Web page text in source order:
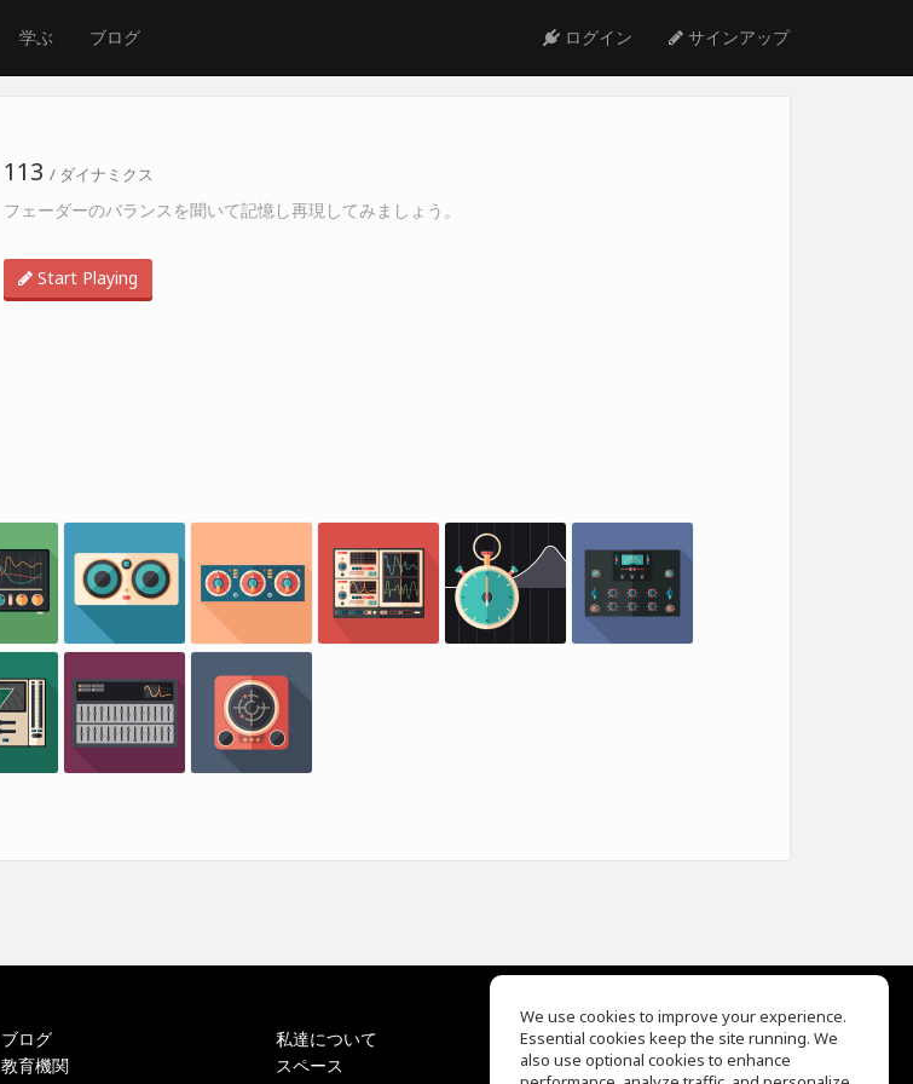
学ぶ ブログ ログイン サインアップ
113 / ダイナミクス
フェーダーのバランスを聞いて記憶し再現してみましょう。
Start Playing
ブログ
教育機関
私達について
スペース
EQ Ear Training
Drum Machine
We use cookies to improve your experience.
Essential cookies keep the site running. We
also use optional cookies to enhance